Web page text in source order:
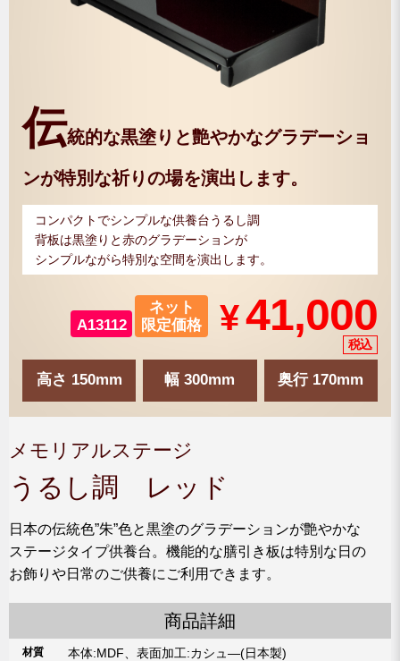
伝統的な黒塗りと艶やかなグラデーショ
ンが特別な祈りの場を演出します。
コンパクトでシンプルな供養台うるし調
背板は黒塗りと赤のグラデーションが
シンプルながら特別な空間を演出します。
A13112
ネット
限定価格
¥41,000
高さ 150mm 幅 300mm 奥行 170mm
メモリアルステージ
うるし調 レッド
日本の伝統色”朱”色と黒塗のグラデーションが艶やかな
ステージタイプ供養台。機能的な膳引き板は特別な日の
お飾りや日常のご供養にご利用できます。
商品詳細
材質 本体:MDF、表面加工:カシュ―(日本製)